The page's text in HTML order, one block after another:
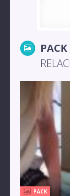
PACK